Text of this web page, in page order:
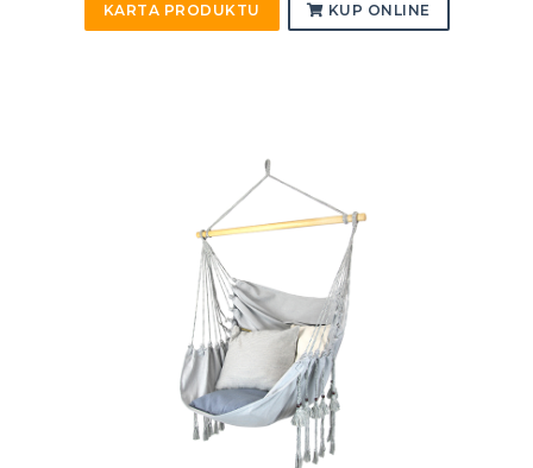
KARTA PRODUKTU KUP ONLINE